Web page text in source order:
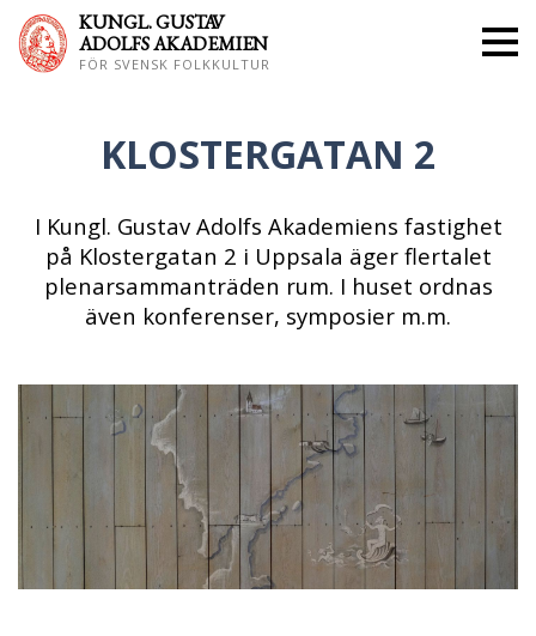
KUNGL. GUSTAV
ADOLFS AKADEMIEN
FÖR SVENSK FOLKKULTUR
KLOSTERGATAN 2
I Kungl. Gustav Adolfs Akademiens fastighet
på Klostergatan 2 i Uppsala äger flertalet
plenarsammanträden rum. I huset ordnas
även konferenser, symposier m.m.